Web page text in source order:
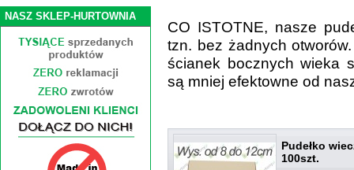
NASZ SKLEP-HURTOWNIA
CO ISTOTNE, nasze
tzn. bez żadnych
ścianek bocznych wieka
są mniej efektowne od
Pudełko
100szt.